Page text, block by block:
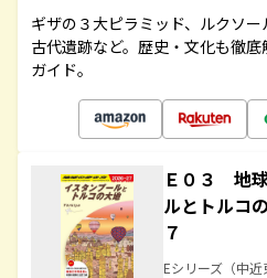
ギザの３大ピラミッド、ルクソ
古代遺跡など。歴史・文化も徹
ガイド。
Ｅ０３ 地
ルとトルコ
７
Eシリーズ（中